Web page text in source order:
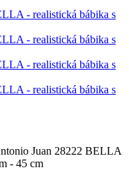
Juan 28222 BELLA
- 45 cm